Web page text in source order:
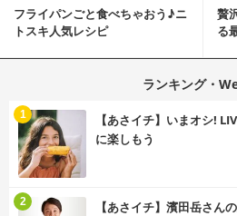
フライパンごと食べちゃおう♪ニ
トスキ人気レシピ
贅
る
ランキング・
【あさイチ】いまオシ!
に楽しもう
1
【あさイチ】濱田岳さん
2